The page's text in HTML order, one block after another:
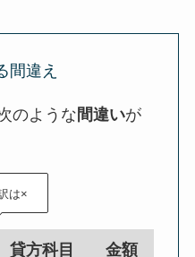
間違え
のような 間違いが
は×
貸方科目 金額